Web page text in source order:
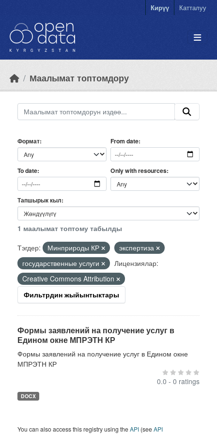
Кирүү Катталуу
Маалымат топтомдору
Формат From date
To date Only with resources
Тапшырык кыл
1 маалымат топтому табылды
Тэгдер:
Минприроды КР
экспертиза
государственные услуги
Лицензиялар:
Creative Commons Attribution
Фильтрдин жыйынтыктары
Формы заявлений на получение услуг в
Едином окне МПРЭТН КР
Формы заявлений на получение услуг в Едином окне
МПРЭТН КР
0.0 - 0 ratings
DOCX
You can also access this registry using theAPI (seeAPI